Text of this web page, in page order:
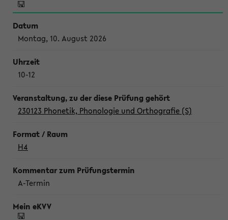
Montag, 10. August 2026
10-12
230123 Phonetik, Phonologie und Orthografie (S)
H4
A-Termin